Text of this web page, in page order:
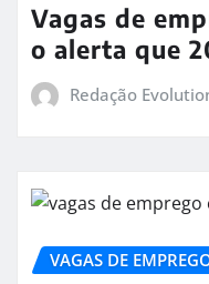
Vagas de
o alerta que
Redação
VAGAS DE